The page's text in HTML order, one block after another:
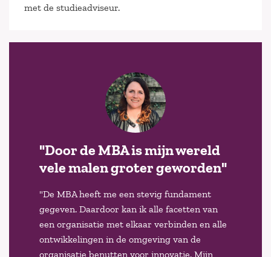
met de studieadviseur.
"Door de MBA is mijn wereld
vele malen groter geworden"
"De MBA heeft me een stevig fundament
gegeven. Daardoor kan ik alle facetten van
een organisatie met elkaar verbinden en alle
ontwikkelingen in de omgeving van de
organisatie benutten voor innovatie. Mijn